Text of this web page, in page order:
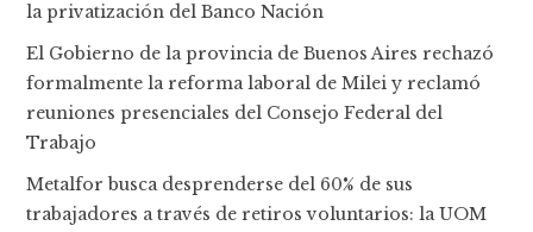
la privatización del Banco Nación
El Gobierno de la provincia de Buenos Aires rechazó
formalmente la reforma laboral de Milei y reclamó
reuniones presenciales del Consejo Federal del
Trabajo
Metalfor busca desprenderse del 60% de sus
trabajadores a través de retiros voluntarios: la UOM